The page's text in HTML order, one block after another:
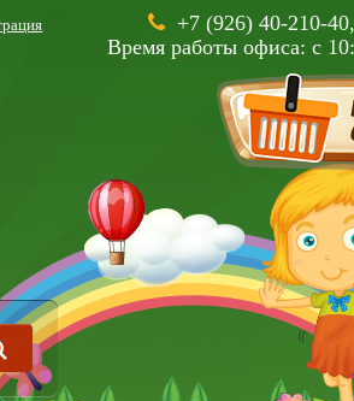
+7 (926) 40-210-
Время работы офиса: с